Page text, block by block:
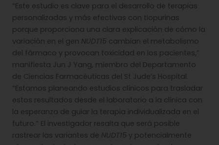
“Este estudio es clave para el desarrollo de terapias
personalizadas y más efectivas con tiopurinas
porque proporciona una clara explicación de cómo la
variación en el gen NUDT15 cambian el metabolismo
del fármaco y provocan toxicidad en los pacientes,”
manifiesta Jun J Yang, miembro del Departamento
de Ciencias Farmacéuticas del St Jude’s Hospital.
“Estamos planeando estudios clínicos para trasladar
estos resultados desde el laboratorio a la clínica con
la esperanza de guiar la terapia individualizada en el
futuro.” El investigador resalta que será posible
rastrear las variantes de NUDT15 y potencialmente